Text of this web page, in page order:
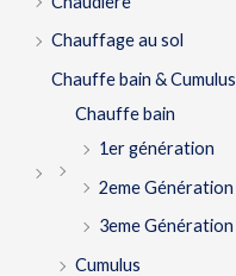
Chauffage au sol
Chauffe bain & Cumulus
Chauffe bain
1er génération
2eme Génération
3eme Génération
Cumulus